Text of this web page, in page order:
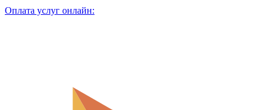
Оплата услуг онлайн: